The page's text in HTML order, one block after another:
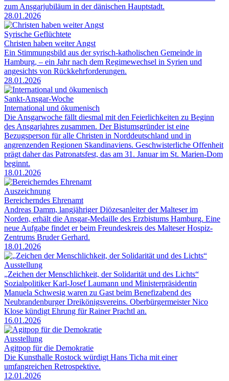
zum Ansgarjubiläum in der dänischen Hauptstadt.
28.01.2026
Syrische Geflüchtete
Christen haben weiter Angst
Ein Stimmungsbild aus der syrisch-katholischen Gemeinde in
Hamburg, – ein Jahr nach dem Regimewechsel in Syrien und
angesichts von Rückkehrforderungen.
28.01.2026
Sankt-Ansgar-Woche
International und ökumenisch
Die Ansgarwoche fällt diesmal mit den Feierlichkeiten zu Beginn
des Ansgarjahres zusammen. Der Bistumsgründer ist eine
Bezugsperson für alle Christen in Norddeutschland und in
angrenzenden Regionen Skandinaviens. Geschwisterliche Offenheit
prägt daher das Patronatsfest, das am 31. Januar im St. Marien-Dom
beginnt.
18.01.2026
Auszeichnung
Bereicherndes Ehrenamt
Andreas Damm, langjähriger Diözesanleiter der Malteser im
Norden, erhält die Ansgar-Medaille des Erzbistums Hamburg. Eine
neue Aufgabe findet er beim Freundeskreis des Malteser Hospiz-
Zentrums Bruder Gerhard.
18.01.2026
Ausstellung
„Zeichen der Menschlichkeit, der Solidarität und des Lichts“
Sozialpolitiker Karl-Josef Laumann und Ministerpräsidentin
Manuela Schwesig waren zu Gast beim Benefizabend des
Neubrandenburger Dreikönigsvereins. Oberbürgermeister Nico
Klose kündigt Ehrung für Rainer Prachtl an.
16.01.2026
Ausstellung
Agitpop für die Demokratie
Die Kunsthalle Rostock würdigt Hans Ticha mit einer
umfangreichen Retrospektive.
12.01.2026